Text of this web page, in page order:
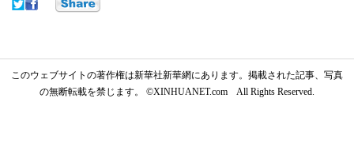
このウェブサイトの著作権は新華社新華網にあります。掲載された記事、写真
の無断転載を禁じます。 ©XINHUANET.com All Rights Reserved.